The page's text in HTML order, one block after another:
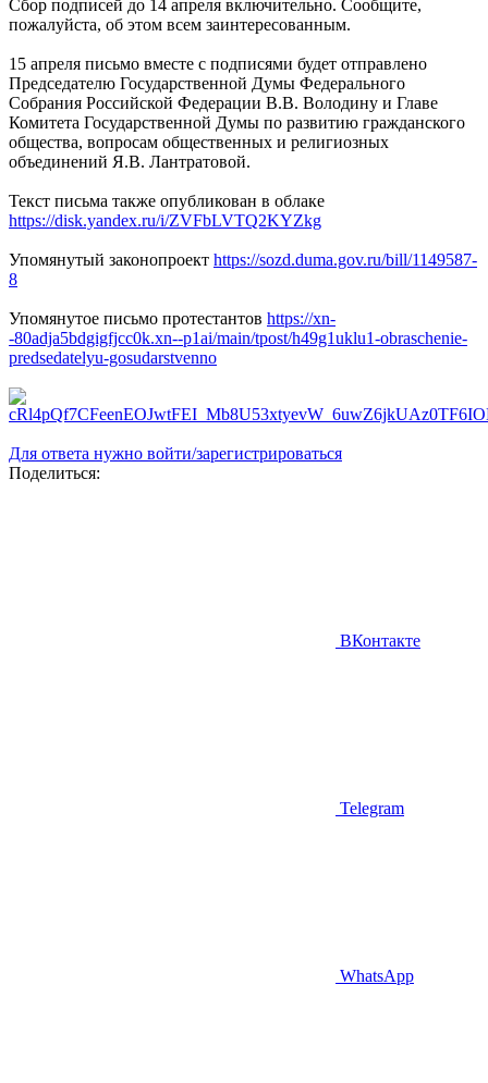
Сбор подписей до 14 апреля включительно. Сообщите,
пожалуйста, об этом всем заинтересованным.
15 апреля письмо вместе с подписями будет отправлено
Председателю Государственной Думы Федерального
Собрания Российской Федерации В.В. Володину и Главе
Комитета Государственной Думы по развитию гражданского
общества, вопросам общественных и религиозных
объединений Я.В. Лантратовой.
Текст письма также опубликован в облаке
https://disk.yandex.ru/i/ZVFbLVTQ2KYZkg
Упомянутый законопроект https://sozd.duma.gov.ru/bill/1149587-
8
Упомянутое письмо протестантов https://xn-
-80adja5bdgigfjcc0k.xn--p1ai/main/tpost/h49g1uklu1-obraschenie-
predsedatelyu-gosudarstvenno
Для ответа нужно войти/зарегистрироваться
Поделиться:
ВКонтакте
Telegram
WhatsApp